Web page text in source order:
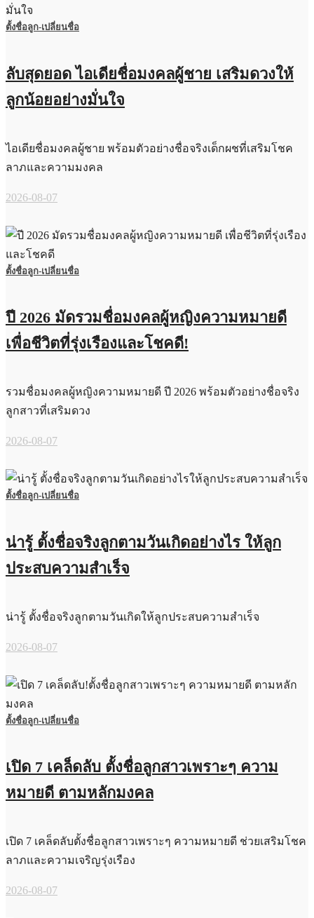
ตั้งชื่อลูก-เปลี่ยนชื่อ
ลับสุดยอด ไอเดียชื่อมงคลผู้ชาย เสริมดวงให้
ลูกน้อยอย่างมั่นใจ
ไอเดียชื่อมงคลผู้ชาย พร้อมตัวอย่างชื่อจริงเด็กผชที่เสริมโชค
ลาภและความมงคล
2026-08-07
ตั้งชื่อลูก-เปลี่ยนชื่อ
ปี 2026 มัดรวมชื่อมงคลผู้หญิงความหมายดี
เพื่อชีวิตที่รุ่งเรืองและโชคดี!
รวมชื่อมงคลผู้หญิงความหมายดี ปี 2026 พร้อมตัวอย่างชื่อจริง
ลูกสาวที่เสริมดวง
2026-08-07
ตั้งชื่อลูก-เปลี่ยนชื่อ
น่ารู้ ตั้งชื่อจริงลูกตามวันเกิดอย่างไร ให้ลูก
ประสบความสำเร็จ
น่ารู้ ตั้งชื่อจริงลูกตามวันเกิดให้ลูกประสบความสำเร็จ
2026-08-07
ตั้งชื่อลูก-เปลี่ยนชื่อ
เปิด 7 เคล็ดลับ ตั้งชื่อลูกสาวเพราะๆ ความ
หมายดี ตามหลักมงคล
เปิด 7 เคล็ดลับตั้งชื่อลูกสาวเพราะๆ ความหมายดี ช่วยเสริมโชค
ลาภและความเจริญรุ่งเรือง
2026-08-07